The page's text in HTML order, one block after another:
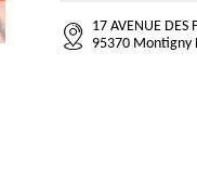
17 AVENUE DES
95370 Montigny